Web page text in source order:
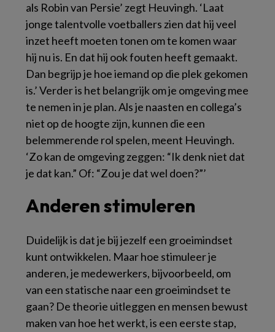
als Robin van Persie’ zegt Heuvingh. ‘Laat
jonge talentvolle voetballers zien dat hij veel
inzet heeft moeten tonen om te komen waar
hij nu is. En dat hij ook fouten heeft gemaakt.
Dan begrijp je hoe iemand op die plek gekomen
is.’ Verder is het belangrijk om je omgeving mee
te nemen in je plan. Als je naasten en collega’s
niet op de hoogte zijn, kunnen die een
belemmerende rol spelen, meent Heuvingh.
‘Zo kan de omgeving zeggen: “Ik denk niet dat
je dat kan.” Of: “Zou je dat wel doen?”’
Anderen stimuleren
Duidelijk is dat je bij jezelf een groeimindset
kunt ontwikkelen. Maar hoe stimuleer je
anderen, je medewerkers, bijvoorbeeld, om
van een statische naar een groeimindset te
gaan? De theorie uitleggen en mensen bewust
maken van hoe het werkt, is een eerste stap,